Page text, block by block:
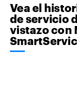
Vea el
de servicio
vistazo con